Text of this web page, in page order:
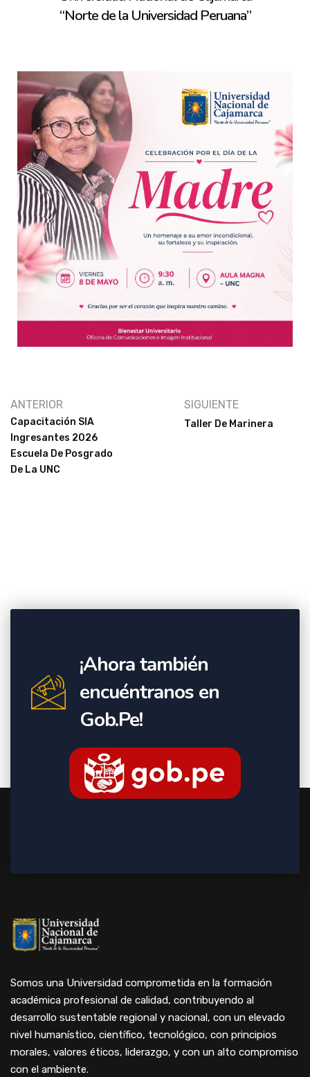
“Norte de la Universidad Peruana”
ANTERIOR
Capacitación SIA
Ingresantes 2026
Escuela De Posgrado
De La UNC
SIGUIENTE
Taller De Marinera
¡Ahora también
encuéntranos en
Gob.Pe!
Somos una Universidad comprometida en la formación
académica profesional de calidad, contribuyendo al
desarrollo sustentable regional y nacional, con un elevado
nivel humanístico, científico, tecnológico, con principios
morales, valores éticos, liderazgo, y con un alto compromiso
con el ambiente.